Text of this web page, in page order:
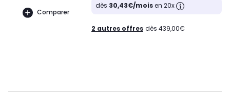
Comparer
dès 30,43€/moisen 20x
2 autres offres dès 439,00€